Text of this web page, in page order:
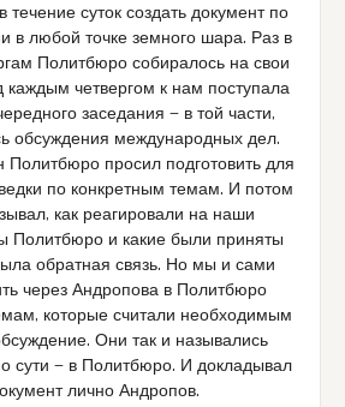
суток создать документ по
в любой точке земного шара. Раз в
Политбюро собиралось на свои
каждым четвергом к нам поступала
заседания — в той части,
обсуждения международных дел.
Политбюро просил подготовить для
по конкретным темам. И потом
как реагировали на наши
Политбюро и какие были приняты
обратная связь. Но мы и сами
через Андропова в Политбюро
которые считали необходимым
Они так и назывались
сути — в Политбюро. И докладывал
лично Андропов.